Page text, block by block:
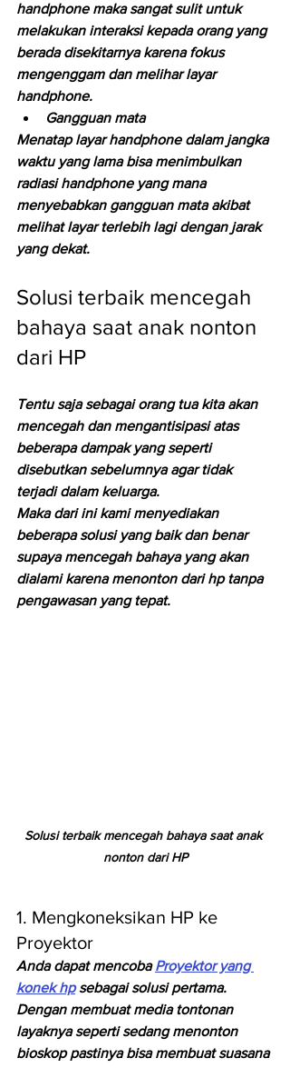
handphone maka sangat sulit untuk
melakukan interaksi kepada orang yang
berada disekitarnya karena fokus
mengenggam dan melihar layar
handphone.
Gangguan mata
Menatap layar handphone dalam jangka
waktu yang lama bisa menimbulkan
radiasi handphone yang mana
menyebabkan gangguan mata akibat
melihat layar terlebih lagi dengan jarak
yang dekat.
Solusi terbaik mencegah
bahaya saat anak nonton
dari HP
Tentu saja sebagai orang tua kita akan
mencegah dan mengantisipasi atas
beberapa dampak yang seperti
disebutkan sebelumnya agar tidak
terjadi dalam keluarga.
Maka dari ini kami menyediakan
beberapa solusi yang baik dan benar
supaya mencegah bahaya yang akan
dialami karena menonton dari hp tanpa
pengawasan yang tepat.
Solusi terbaik mencegah bahaya saat anak
nonton dari HP
1. Mengkoneksikan HP ke
Proyektor
Anda dapat mencoba Proyektor yang
konek hp sebagai solusi pertama.
Dengan membuat media tontonan
layaknya seperti sedang menonton
bioskop pastinya bisa membuat suasana